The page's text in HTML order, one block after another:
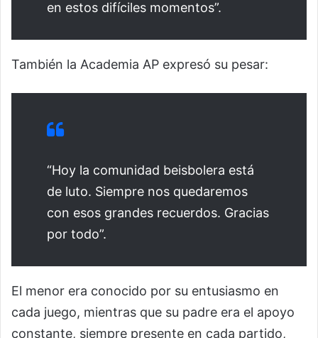
en estos difíciles momentos”.
También la Academia AP expresó su pesar:
“Hoy la comunidad beisbolera está
de luto. Siempre nos quedaremos
con esos grandes recuerdos. Gracias
por todo”.
El menor era conocido por su entusiasmo en
cada juego, mientras que su padre era el apoyo
constante, siempre presente en cada partido,